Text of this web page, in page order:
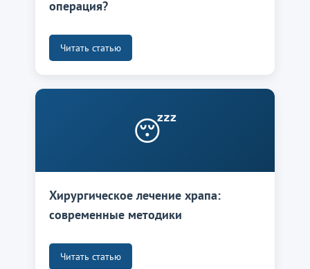
операция?
Читать статью
😴
Хирургическое лечение храпа:
современные методики
Читать статью